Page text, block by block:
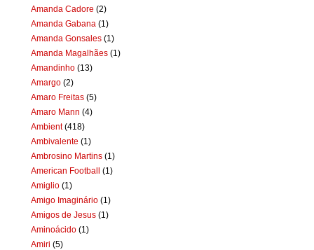
Amanda Cadore (2)
Amanda Gabana (1)
Amanda Gonsales (1)
Amanda Magalhães (1)
Amandinho (13)
Amargo (2)
Amaro Freitas (5)
Amaro Mann (4)
Ambient (418)
Ambivalente (1)
Ambrosino Martins (1)
American Football (1)
Amiglio (1)
Amigo Imaginário (1)
Amigos de Jesus (1)
Aminoácido (1)
Amiri (5)